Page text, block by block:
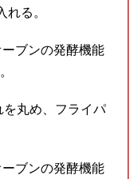
る。
ーブンの発酵機能
丸め、フライパ
ブンの発酵機能